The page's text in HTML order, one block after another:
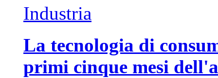
Industria
La tecnologia di
primi cinque mesi